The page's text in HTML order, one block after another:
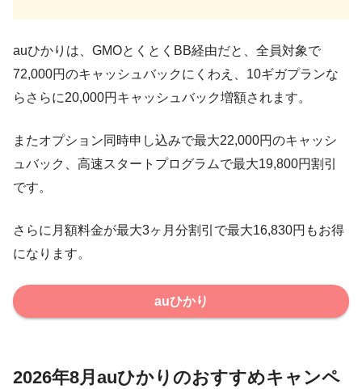
auひかりは、GMOとくとくBB経由だと、全員対象で
72,000円のキャッシュバックにくわえ、10ギガプランな
らさらに20,000円キャッシュバック増額されます。
またオプション同時申し込みで最大22,000円のキャッシ
ュバック、高速スタートプログラムで最大19,800円割引
です。
さらに月額料金が最大3ヶ月分割引で最大16,830円もお得
になります。
auひかり
2026年8月auひかりのおすすめキャンペ